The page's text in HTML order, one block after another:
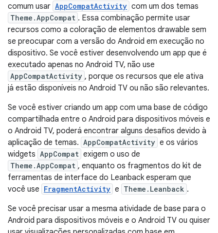
comum usar AppCompatActivity com um dos temas
Theme.AppCompat . Essa combinação permite usar
recursos como a coloração de elementos drawable sem
se preocupar com a versão do Android em execução no
dispositivo. Se você estiver desenvolvendo um app que é
executado apenas no Android TV, não use
AppCompatActivity , porque os recursos que ele ativa
já estão disponíveis no Android TV ou não são relevantes.
Se você estiver criando um app com uma base de código
compartilhada entre o Android para dispositivos móveis e
o Android TV, poderá encontrar alguns desafios devido à
aplicação de temas. AppCompatActivity e os vários
widgets AppCompat exigem o uso de
Theme.AppCompat , enquanto os fragmentos do kit de
ferramentas de interface do Leanback esperam que
você use FragmentActivity e Theme.Leanback .
Se você precisar usar a mesma atividade de base para o
Android para dispositivos móveis e o Android TV ou quiser